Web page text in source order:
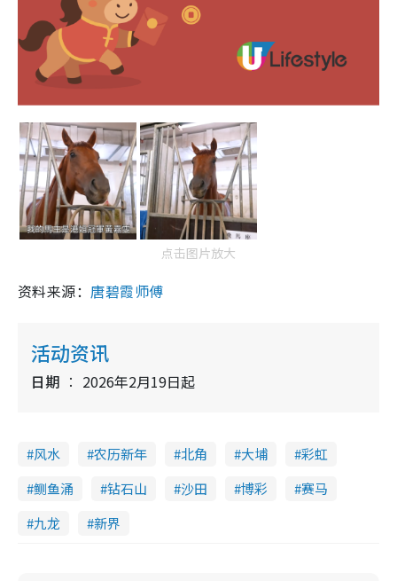
点击图片放大
资料来源： 唐碧霞师傅
活动资讯
日期 2026年2月19日起
风水 农历新年 北角 大埔
彩虹
鲗鱼涌
钻石山 沙田 博彩
赛马
九龙
新界